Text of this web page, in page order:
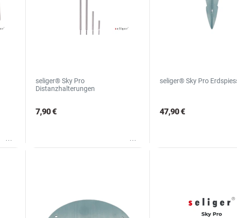
seliger® Sky Pro
Distanzhalterungen
7,90 €
seliger® Sky Pro
47,90 €